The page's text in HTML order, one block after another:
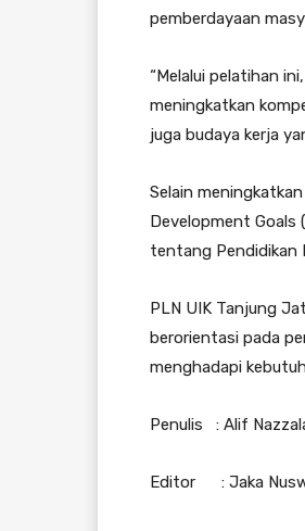
pemberdayaan
“Melalui pelatihan
meningkatkan
juga budaya kerja
Selain
Development Goals
tentang Pendidikan
PLN UIK Tanjung
berorientasi pada
menghadapi
Penulis : Alif
Editor : Jaka